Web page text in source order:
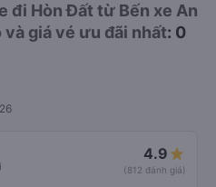
đi Hòn Đất từ Bến xe An
giá vé ưu đãi nhất: 0
4.9
(812 đánh giá)